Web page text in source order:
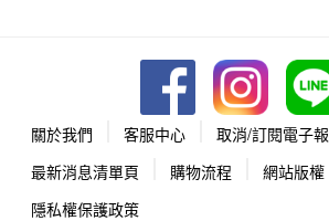
關於我們 客服中心
取消/訂閱電子報
最新消息清單頁
購物流程 網站版權
隱私權保護政策